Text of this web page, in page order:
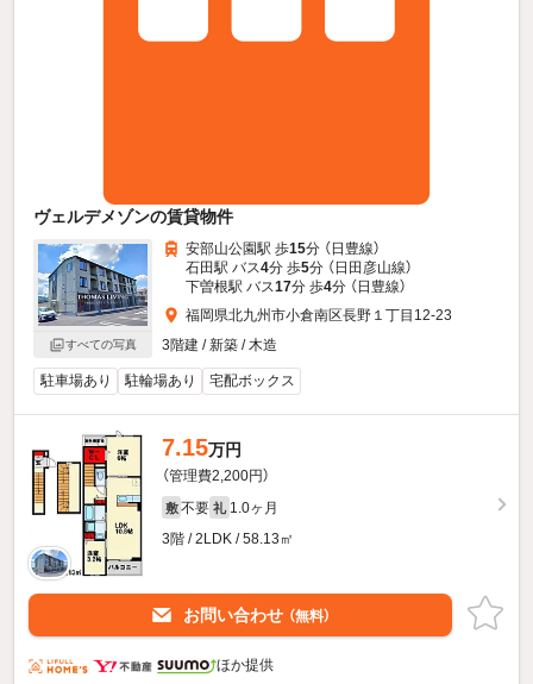
ヴェルデメゾンの賃貸物件
すべての写真
安部山公園駅 歩15分 （日豊線）
石田駅 バス4分 歩5分 （日田彦山線）
下曽根駅 バス17分 歩4分 （日豊線）
福岡県北九州市小倉南区長野１丁目12-23
3階建 / 新築 / 木造
駐車場あり 駐輪場あり 宅配ボックス
7.15万円
（管理費2,200円）
敷 不要 礼 1.0ヶ月
3階 / 2LDK / 58.13㎡
お問い合わせ （無料）
ほか提供